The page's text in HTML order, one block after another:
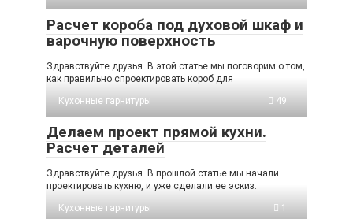
Расчет короба под духовой шкаф и
варочную поверхность
Здравствуйте друзья. В этой статье мы поговорим о том,
как правильно спроектировать короб для
Кухонные гарнитуры
49
Делаем проект прямой кухни.
Расчет деталей
Здравствуйте друзья. В прошлой статье мы начали
проектировать кухню, и уже сделали ее эскиз.
Кухонные гарнитуры
1